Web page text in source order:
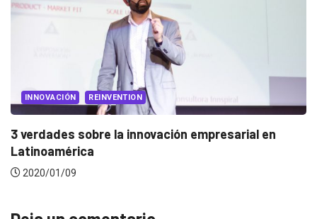
EVENTOS LUX AWARDS
Conoce a los ganadores de Lux Awards 2019
2019/12/04